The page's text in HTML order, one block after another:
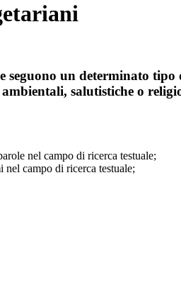
seguono un determinato
salutistiche o
nel campo di ricerca testuale;
campo di ricerca testuale;